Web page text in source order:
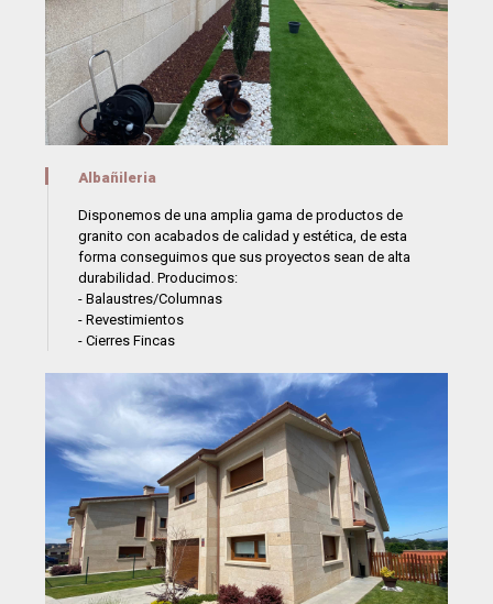
Albañileria
Disponemos de una amplia gama de productos de
granito con acabados de calidad y estética, de esta
forma conseguimos que sus proyectos sean de alta
durabilidad. Producimos:
- Balaustres/Columnas
- Revestimientos
- Cierres Fincas